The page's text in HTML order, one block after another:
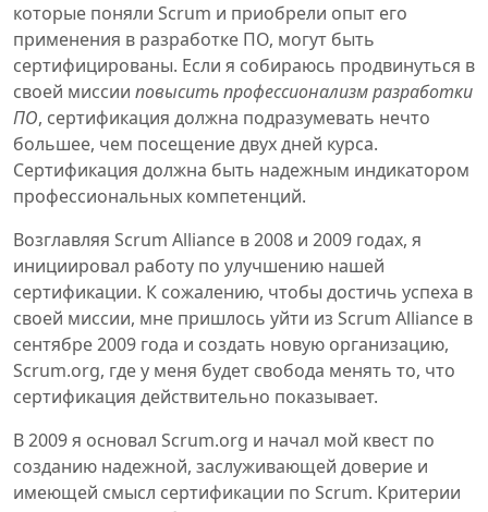
которые поняли Scrum и приобрели опыт его
применения в разработке ПО, могут быть
сертифицированы. Если я собираюсь продвинуться в
своей миссии повысить профессионализм разработки
ПО, сертификация должна подразумевать нечто
большее, чем посещение двух дней курса.
Сертификация должна быть надежным индикатором
профессиональных компетенций.
Возглавляя Scrum Alliance в 2008 и 2009 годах, я
инициировал работу по улучшению нашей
сертификации. К сожалению, чтобы достичь успеха в
своей миссии, мне пришлось уйти из Scrum Alliance в
сентябре 2009 года и создать новую организацию,
Scrum.org, где у меня будет свобода менять то, что
сертификация действительно показывает.
В 2009 я основал Scrum.org и начал мой квест по
созданию надежной, заслуживающей доверие и
имеющей смысл сертификации по Scrum. Критерии